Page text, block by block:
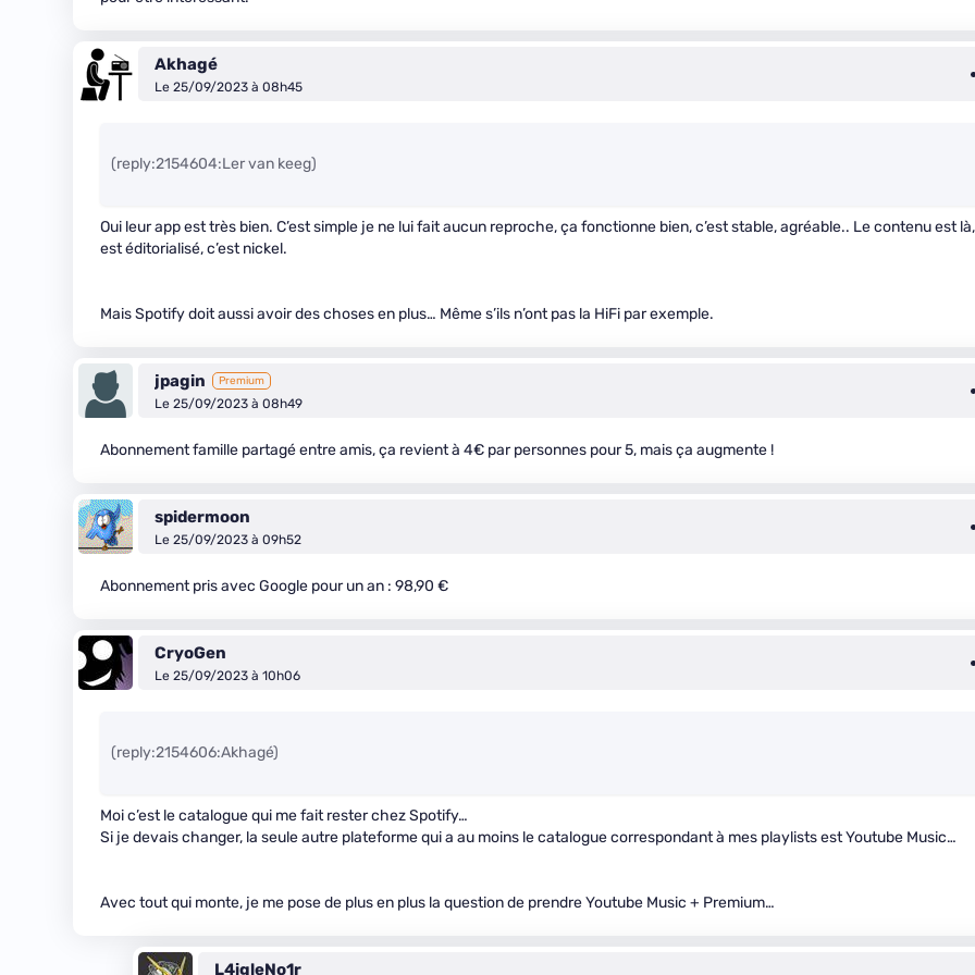
Akhagé
Le 25/09/2023 à 08h45
(reply:2154604:Ler van keeg)
Oui leur app est très bien. C’est simple je ne lui fait aucun reproche, ça fonctionne bien, c’est stable, agréable.. Le contenu est
est éditorialisé, c’est nickel.
Mais Spotify doit aussi avoir des choses en plus… Même s’ils n’ont pas la HiFi par exemple.
jpagin Premium
Le 25/09/2023 à 08h49
Abonnement famille partagé entre amis, ça revient à 4€ par personnes pour 5, mais ça augmente !
spidermoon
Le 25/09/2023 à 09h52
Abonnement pris avec Google pour un an : 98,90 €
CryoGen
Le 25/09/2023 à 10h06
(reply:2154606:Akhagé)
Moi c’est le catalogue qui me fait rester chez Spotify…
Si je devais changer, la seule autre plateforme qui a au moins le catalogue correspondant à mes playlists est Youtube Music…
Avec tout qui monte, je me pose de plus en plus la question de prendre Youtube Music + Premium…
L4igleNo1r